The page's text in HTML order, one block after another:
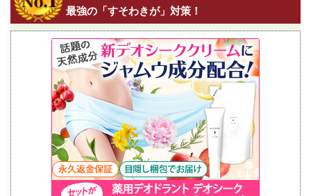
最強の「すそわきが」対策！